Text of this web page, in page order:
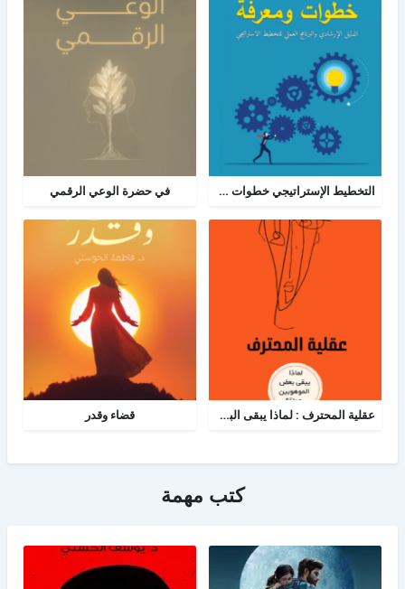
التخطيط الإستراتيجي خطوات ومعرفة: الدليل الإرشادي والبرنامج العملي للتخطيط في حضرة الوعي الرقمي
عقلية المحترف : لماذا يبقى البعض هواة رغم الموهبة؟ قضاء وقدر
كتب مهمة